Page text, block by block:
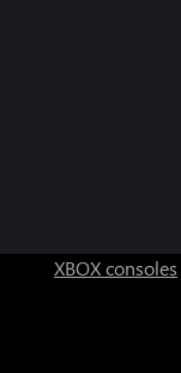
XBOX consoles